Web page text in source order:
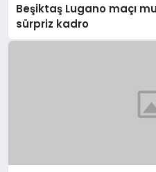
Beşiktaş Lugano maçı
sürpriz kadro